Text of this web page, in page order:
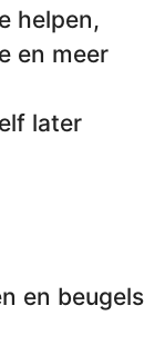
helpen,
en meer
later
en beugels